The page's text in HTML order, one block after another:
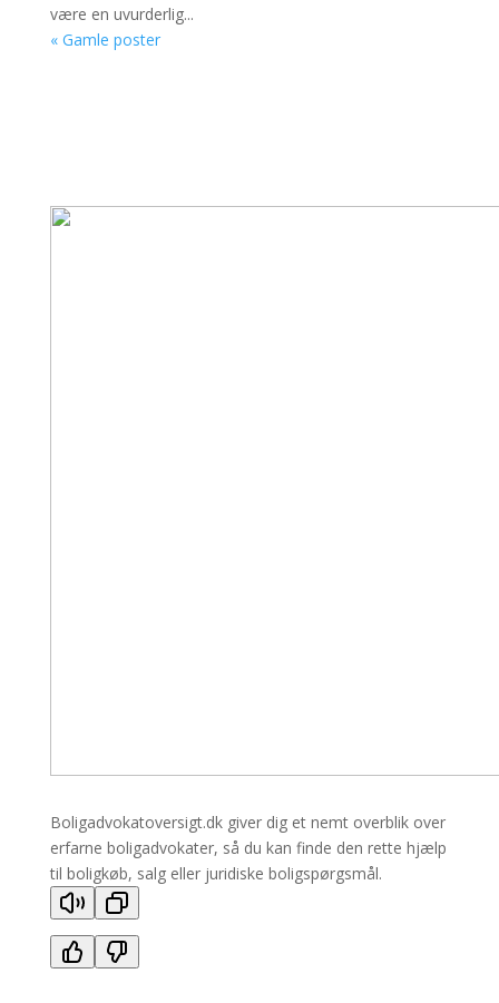
være en uvurderlig...
« Gamle poster
Boligadvokatoversigt.dk giver dig et nemt overblik over
erfarne boligadvokater, så du kan finde den rette hjælp
til boligkøb, salg eller juridiske boligspørgsmål.